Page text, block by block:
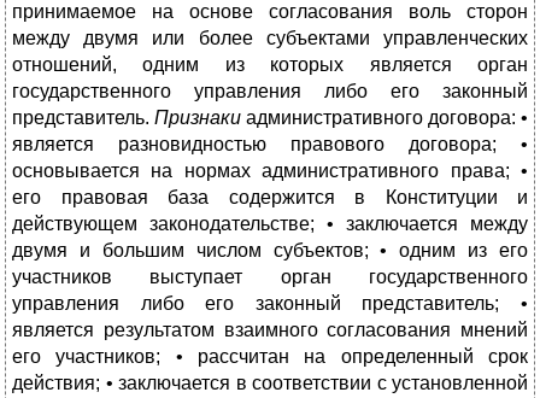
принимаемое на основе согласования воль сторон
между двумя или более субъектами управленческих
отношений, одним из которых является орган
государственного управления либо его законный
представитель. Признаки административного договора: •
является разновидностью правового договора; •
основывается на нормах административного права; •
его правовая база содержится в Конституции и
действующем законодательстве; • заключается между
двумя и большим числом субъектов; • одним из его
участников выступает орган государственного
управления либо его законный представитель; •
является результатом взаимного согласования мнений
его участников; • рассчитан на определенный срок
действия; • заключается в соответствии с установленной